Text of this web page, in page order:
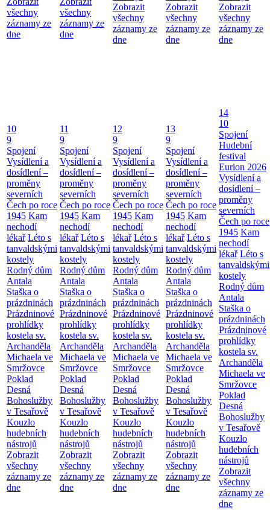
všechny
záznamy ze
dne
všechny
záznamy ze
dne
Zobrazit
všechny
záznamy ze
dne
Zobrazit
všechny
záznamy ze
dne
Zobrazit
všechny
záznamy ze
dne
10
9
Spojení
Vysídlení a
dosídlení –
proměny
severních
Čech po roce
1945 Kam
nechodí
lékař Léto s
tanvaldskými
kostely
Rodný dům
Antala
Staška o
prázdninách
Prázdninové
prohlídky
kostela sv.
Archanděla
Michaela ve
Smržovce
Poklad
Desná
Bohoslužby
v Tesařově
Kouzlo
hudebních
nástrojů
Zobrazit
všechny
záznamy ze
dne
11
9
Spojení
Vysídlení a
dosídlení –
proměny
severních
Čech po roce
1945 Kam
nechodí
lékař Léto s
tanvaldskými
kostely
Rodný dům
Antala
Staška o
prázdninách
Prázdninové
prohlídky
kostela sv.
Archanděla
Michaela ve
Smržovce
Poklad
Desná
Bohoslužby
v Tesařově
Kouzlo
hudebních
nástrojů
Zobrazit
všechny
záznamy ze
dne
12
9
Spojení
Vysídlení a
dosídlení –
proměny
severních
Čech po roce
1945 Kam
nechodí
lékař Léto s
tanvaldskými
kostely
Rodný dům
Antala
Staška o
prázdninách
Prázdninové
prohlídky
kostela sv.
Archanděla
Michaela ve
Smržovce
Poklad
Desná
Bohoslužby
v Tesařově
Kouzlo
hudebních
nástrojů
Zobrazit
všechny
záznamy ze
dne
13
9
Spojení
Vysídlení a
dosídlení –
proměny
severních
Čech po roce
1945 Kam
nechodí
lékař Léto s
tanvaldskými
kostely
Rodný dům
Antala
Staška o
prázdninách
Prázdninové
prohlídky
kostela sv.
Archanděla
Michaela ve
Smržovce
Poklad
Desná
Bohoslužby
v Tesařově
Kouzlo
hudebních
nástrojů
Zobrazit
všechny
záznamy ze
dne
14
10
Spojení
Hudební
festival
Eurion 2026
Vysídlení a
dosídlení –
proměny
severních
Čech po roce
1945 Kam
nechodí
lékař Léto s
tanvaldskými
kostely
Rodný dům
Antala
Staška o
prázdninách
Prázdninové
prohlídky
kostela sv.
Archanděla
Michaela ve
Smržovce
Poklad
Desná
Bohoslužby
v Tesařově
Kouzlo
hudebních
nástrojů
Zobrazit
všechny
záznamy ze
dne